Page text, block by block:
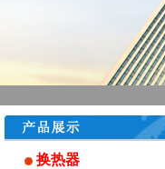
换热器